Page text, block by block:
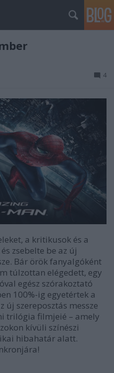
4
a kritikusok és a
zsebelte be az új
Bár örök fanyalgóként
túlzottan elégedett, egy
egész szórakoztató
100%-ig egyetértek a
új szereposztás messze
trilógia filmjeié – amely
kívüli színészi
hibahatár alatt.